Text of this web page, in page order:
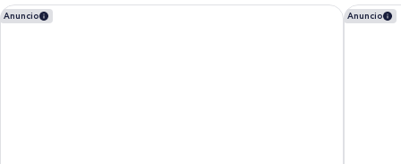
Anuncio
NH Collection Villa de Bilbao Anuncio
Hotel